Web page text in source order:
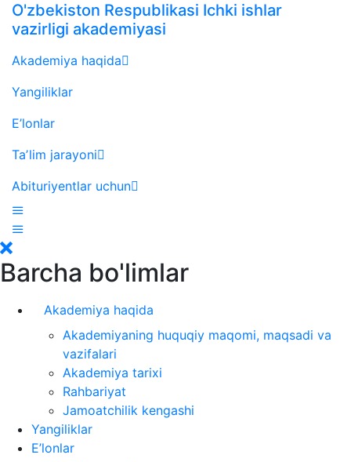
O'zbekiston Respublikasi Ichki ishlar
vazirligi akademiyasi
Akademiya haqida
Yangiliklar
E’lonlar
Taʼlim jarayoni
Abituriyentlar uchun
Barcha bo'limlar
Akademiya haqida
Akademiyaning huquqiy maqomi, maqsadi va
vazifalari
Akademiya tarixi
Rahbariyat
Jamoatchilik kengashi
Yangiliklar
E’lonlar